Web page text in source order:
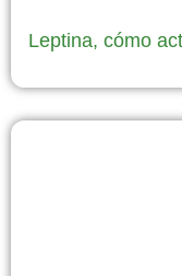
Leptina, cómo